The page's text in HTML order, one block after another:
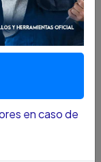
corredizas de
forjado o
en caso de